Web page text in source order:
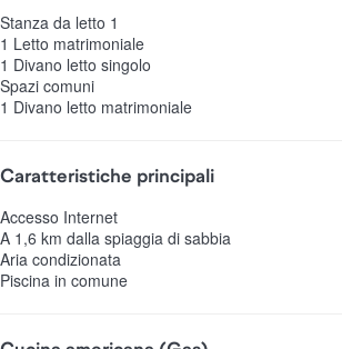
Stanza da letto 1
1 Letto matrimoniale
1 Divano letto singolo
Spazi comuni
1 Divano letto matrimoniale
Caratteristiche principali
Accesso Internet
A 1,6 km dalla spiaggia di sabbia
Aria condizionata
Piscina in comune